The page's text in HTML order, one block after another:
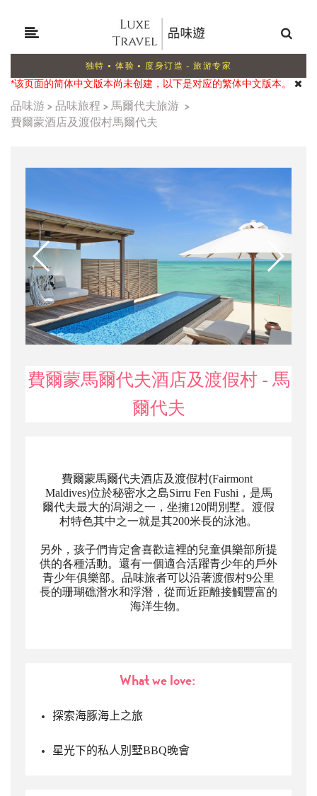
独特 • 体验 • 度身订造 - 旅游专家
*该页面的简体中文版本尚未创建，以下是对应的繁体中文版本。
品味游> 品味旅程 >馬爾代夫旅游 >
費爾蒙酒店及渡假村馬爾代夫
費爾蒙馬爾代夫酒店及渡假村 - 馬
爾代夫
費爾蒙馬爾代夫酒店及渡假村(Fairmont
Maldives)位於秘密水之島Sirru Fen Fushi，是馬
爾代夫最大的潟湖之一，坐擁120間別墅。渡假
村特色其中之一就是其200米長的泳池。
另外，孩子們肯定會喜歡這裡的兒童俱樂部所提
供的各種活動。還有一個適合活躍青少年的戶外
青少年俱樂部。品味旅者可以沿著渡假村9公里
長的珊瑚礁潛水和浮潛，從而近距離接觸豐富的
海洋生物。
What we love:
探索海豚海上之旅
豚
星光下的私人別墅BBQ晚會